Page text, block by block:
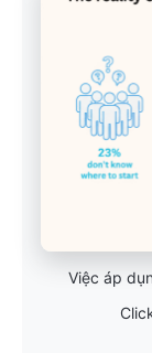
Việc áp